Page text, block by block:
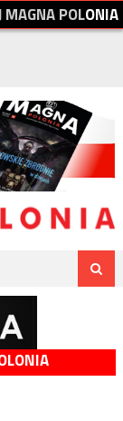
MAGNAPOLONIA